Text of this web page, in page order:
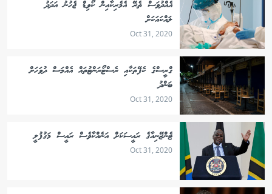
އެއްދުވަސް ތެރޭ އެމެރިކާއިން ކޯވިޑް ޖެހުނު އަދަދު
ލައްކައަކަށް
Oct 31, 2020
ގްރީސްގެ ކެފޭތަކާއި ރެސްޓޯރަންޓުތައް އެއްމަސް ދުވަހަށް
ބަންދު
Oct 31, 2020
ޓެންޒޭނިއާގެ ރައީސަކަށް އަނެއްކާވެސް ރައީސް މަގުފުލީ
Oct 31, 2020